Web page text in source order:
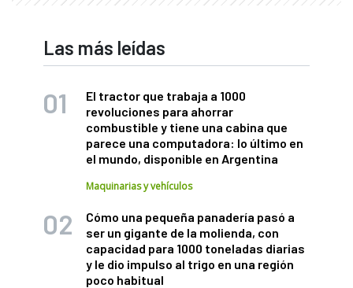
Las más leídas
El tractor que trabaja a 1000
revoluciones para ahorrar
combustible y tiene una cabina que
parece una computadora: lo último en
el mundo, disponible en Argentina
Maquinarias y vehículos
Cómo una pequeña panadería pasó a
ser un gigante de la molienda, con
capacidad para 1000 toneladas diarias
y le dio impulso al trigo en una región
poco habitual